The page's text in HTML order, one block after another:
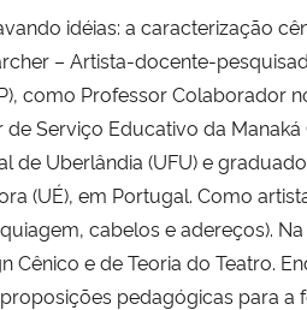
idéias: a caracterização
– Artista-docente-
como Professor Colaborador
Serviço Educativo da
de Uberlândia (UFU) e
(UÉ), em Portugal. Como
cabelos e adereços).
Cênico e de Teoria do Teatro.
pedagógicas para a